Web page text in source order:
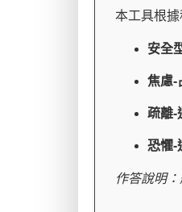
本工具根據
安全
焦慮-
疏離-
恐懼-
作答說明